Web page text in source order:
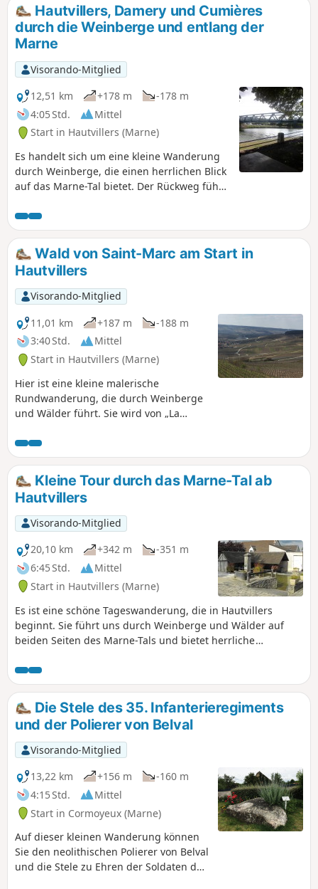
Hautvillers, Damery und Cumières
durch die Weinberge und entlang der
Marne
Visorando-Mitglied
12,51 km
+178 m
-178 m
4:05 Std.
Mittel
Start in Hautvillers (Marne)
Es handelt sich um eine kleine Wanderung
durch Weinberge, die einen herrlichen Blick
auf das Marne-Tal bietet. Der Rückweg führt
Flusses.
Wald von Saint-Marc am Start in
Hautvillers
Visorando-Mitglied
11,01 km
+187 m
-188 m
3:40 Std.
Mittel
Start in Hautvillers (Marne)
Hier ist eine kleine malerische
Rundwanderung, die durch Weinberge
und Wälder führt. Sie wird von „La
Ihnen die Gelegenheit, Hautvillers mit
seinen ruhigen Gassen und seiner
schönen Abtei zu besuchen.
Kleine Tour durch das Marne-Tal ab
Hautvillers
Visorando-Mitglied
20,10 km
+342 m
-351 m
6:45 Std.
Mittel
Start in Hautvillers (Marne)
Es ist eine schöne Tageswanderung, die in Hautvillers
beginnt. Sie führt uns durch Weinberge und Wälder auf
beiden Seiten des Marne-Tals und bietet herrliche
Weinbaugebiet zu entdecken und einige Weinkeller zu
besuchen.
Die Stele des 35. Infanterieregiments
und der Polierer von Belval
Visorando-Mitglied
13,22 km
+156 m
-160 m
4:15 Std.
Mittel
Start in Cormoyeux (Marne)
Auf dieser kleinen Wanderung können
Sie den neolithischen Polierer von Belval
und die Stele zu Ehren der Soldaten des